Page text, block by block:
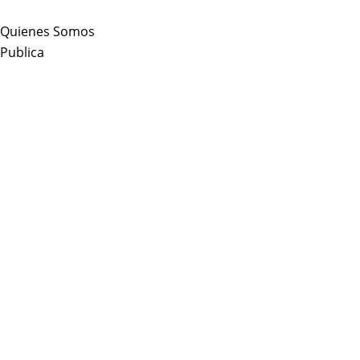
to
content
Quienes Somos
Publica